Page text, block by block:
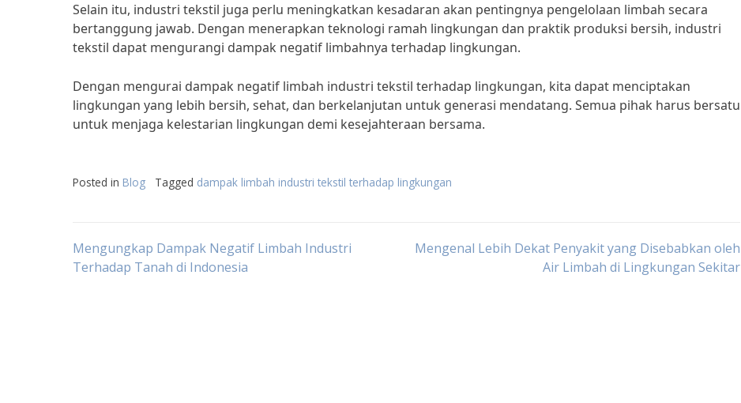
Selain itu, industri tekstil juga perlu meningkatkan kesadaran akan pentingnya pengelolaan limbah secara
bertanggung jawab. Dengan menerapkan teknologi ramah lingkungan dan praktik produksi bersih, industri
tekstil dapat mengurangi dampak negatif limbahnya terhadap lingkungan.
Dengan mengurai dampak negatif limbah industri tekstil terhadap lingkungan, kita dapat menciptakan
lingkungan yang lebih bersih, sehat, dan berkelanjutan untuk generasi mendatang. Semua pihak harus bersatu
untuk menjaga kelestarian lingkungan demi kesejahteraan bersama.
Posted in Blog Tagged dampak limbah industri tekstil terhadap lingkungan
Post
Mengungkap Dampak Negatif Limbah Industri
Terhadap Tanah di Indonesia
Mengenal Lebih Dekat Penyakit yang Disebabkan oleh
Air Limbah di Lingkungan Sekitar